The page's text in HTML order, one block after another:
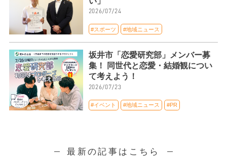
2026/07/24
#スポーツ #地域ニュース
坂井市「恋愛研究部」メンバー募
集！ 同世代と恋愛・結婚観につい
て考えよう！
2026/07/23
#イベント #地域ニュース #PR
最新の記事はこちら